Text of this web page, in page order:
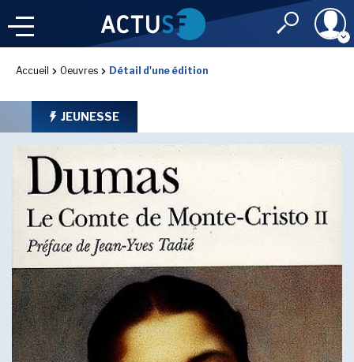
Mot de passe
CONNEXION
J'ai oublié mon
Toujours pas
NOS RUBRIQUES
LES UTOPIALES 2025
IMAGINALES 2026
Accueil Oeuvres Détail d'une édition
JEUNESSE